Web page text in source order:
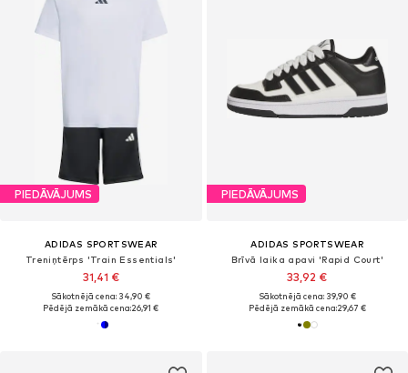
PIEDĀVĀJUMS
ADIDAS SPORTSWEAR
Treniņtērps 'Train Essentials'
31,41 €
Sākotnējā cena: 34,90 €
Pēdējā zemākā cena:26,91 €
PIEDĀVĀJUMS
ADIDAS SPORTSWEAR
Brīvā laika apavi 'Rapid Court'
33,92 €
Sākotnējā cena: 39,90 €
Pēdējā zemākā cena:29,67 €